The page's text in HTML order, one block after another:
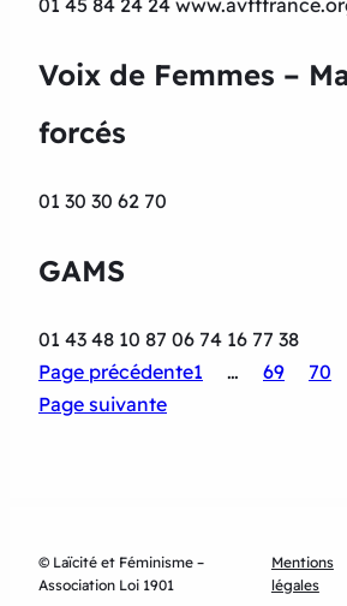
01 45 84 24 24
Voix de Femmes –
forcés
01 30 30 62 70
GAMS
01 43 48 10 87 06 74 16 77 38
Page précédente1 … 69 70
Page suivante
© Laïcité et Féminisme –
Association Loi 1901
Mentions
légales